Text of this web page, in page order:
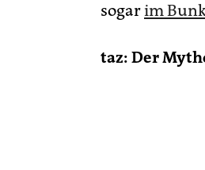
sogarim
taz: Der